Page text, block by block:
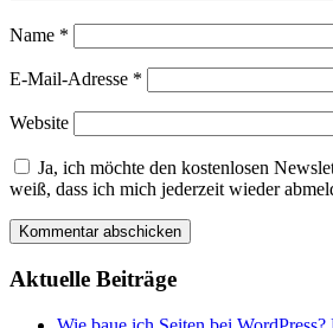
Name *
E-Mail-Adresse *
Website
Ja, ich möchte den kostenlosen
weiß, dass ich mich jederzeit wieder
Aktuelle Beiträge